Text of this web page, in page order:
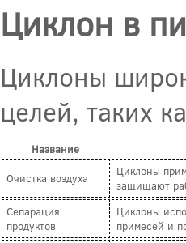
Циклон в
Циклоны
целей, таких
Название
Очистка воздуха
Циклоны
защищают
Сепарация
продуктов
Циклоны
примесей и